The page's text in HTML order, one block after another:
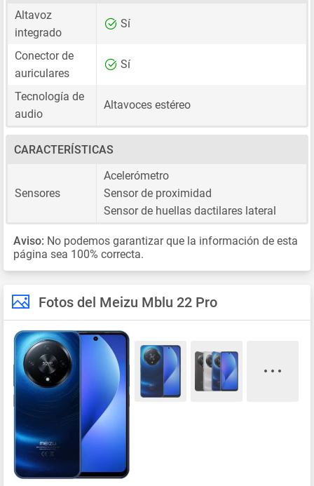
Altavoz
integrado
Sí
Conector de
auriculares
Sí
Tecnología de
audio
Altavoces estéreo
CARACTERÍSTICAS
Sensores
Acelerómetro
Sensor de proximidad
Sensor de huellas dactilares lateral
Aviso: No podemos garantizar que la información de esta
página sea 100% correcta.
Fotos del Meizu Mblu 22 Pro